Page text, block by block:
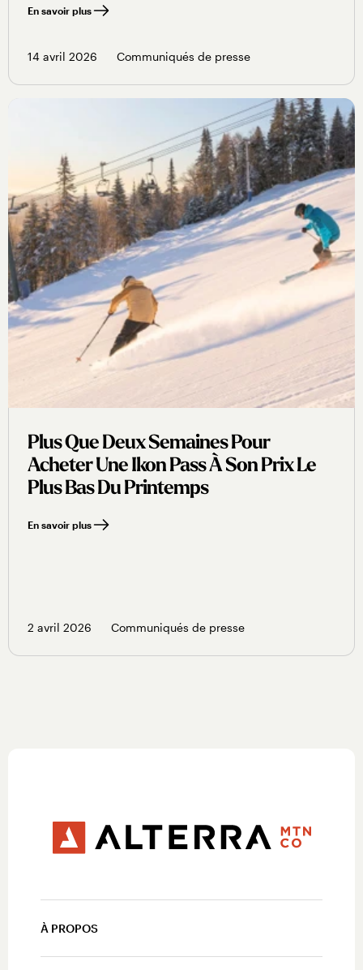
En savoir plus
14 avril 2026 Communiqués de presse
Plus Que Deux Semaines Pour
Acheter Une Ikon Pass À Son Prix Le
Plus Bas Du Printemps
En savoir plus
2 avril 2026 Communiqués de presse
À PROPOS